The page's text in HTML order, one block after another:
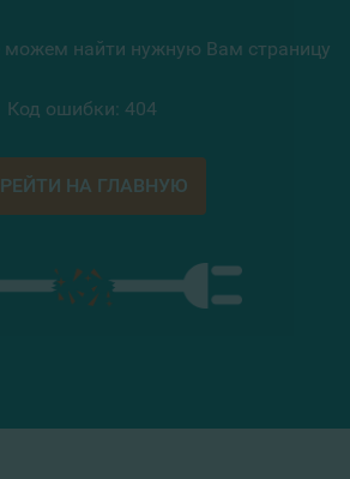
можем найти нужную Вам страницу
Код ошибки: 404
НА ГЛАВНУЮ